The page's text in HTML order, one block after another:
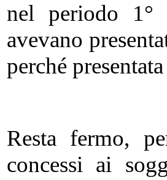
nel periodo 1°
avevano
perché
Resta fermo,
concessi ai